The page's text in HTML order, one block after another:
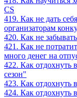
CS
419. Как не дать
организаторам
420. Как не
421. Как не
много денег на
422. Как отдохнуть
сезон"
423. Как отдохнуть
424. Как отдохнуть